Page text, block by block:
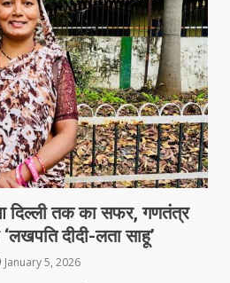
दिल्ली तक का सफर, गणतंत्र
दीदी-लता साहू’
January 5, 2026